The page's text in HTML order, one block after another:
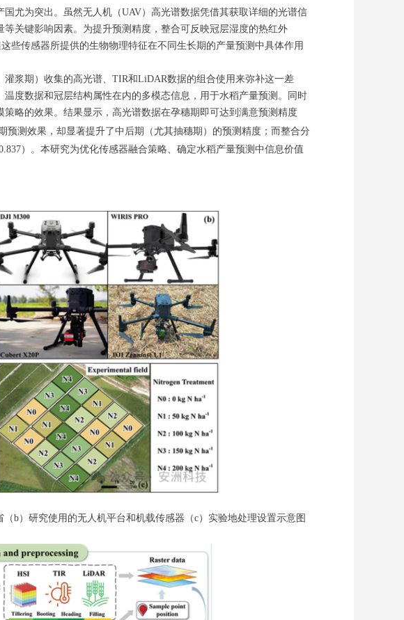
尤为突出。虽然无人机（UAV）高光谱数据凭借其获取详细的光谱信
关键影响因素。为提升预测精度，整合可反映冠层湿度的热红外
些传感器所提供的生物物理特征在不同生长期的产量预测中具体作用
浆期）收集的高光谱、TIR和LiDAR数据的组合使用来弥补这一差
度数据和冠层结构属性在内的多模态信息，用于水稻产量预测。同时
略的效果。结果显示，高光谱数据在孕穗期即可达到满意预测精度
测效果，却显著提升了中后期（尤其抽穗期）的预测精度；而整合分
）。本研究为优化传感器融合策略、确定水稻产量预测中信息价值
b）研究使用的无人机平台和机载传感器（c）实验地处理设置示意图